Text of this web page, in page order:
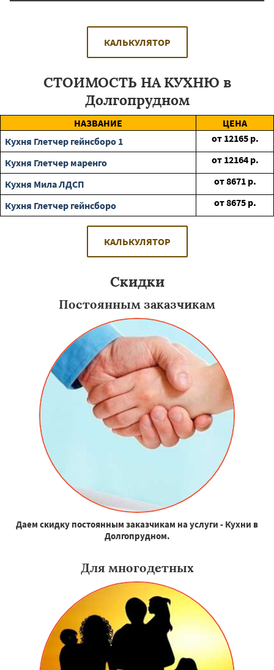
КАЛЬКУЛЯТОР
СТОИМОСТЬ НА КУХНЮ в
Долгопрудном
НАЗВАНИЕ
ЦЕНА
Кухня Глетчер гейнсборо 1
от 12165 р.
Кухня Глетчер маренго
от 12164 р.
Кухня Мила ЛДСП
от8671 р.
Кухня Глетчер гейнсборо
от8675 р.
КАЛЬКУЛЯТОР
Скидки
Постоянным заказчикам
Даем скидку постоянным заказчикам на услуги - Кухни в
Долгопрудном.
Для многодетных